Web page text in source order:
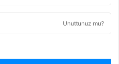
Unuttunuz mu?